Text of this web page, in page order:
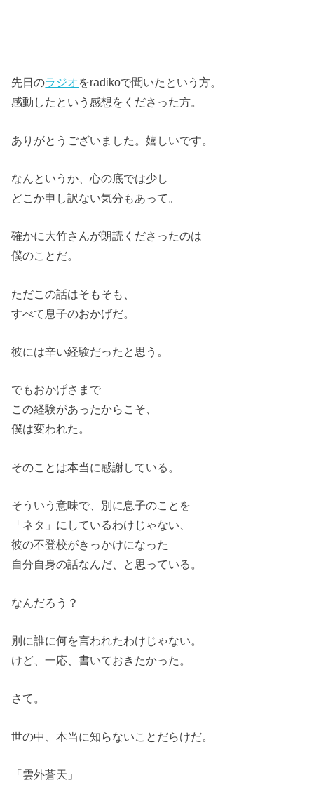
先日のラジオをradikoで聞いたという方。
感動したという感想をくださった方。
ありがとうございました。嬉しいです。
なんというか、心の底では少し
どこか申し訳ない気分もあって。
確かに大竹さんが朗読くださったのは
僕のことだ。
ただこの話はそもそも、
すべて息子のおかげだ。
彼には辛い経験だったと思う。
でもおかげさまで
この経験があったからこそ、
僕は変われた。
そのことは本当に感謝している。
そういう意味で、別に息子のことを
「ネタ」にしているわけじゃない、
彼の不登校がきっかけになった
自分自身の話なんだ、と思っている。
なんだろう？
別に誰に何を言われたわけじゃない。
けど、一応、書いておきたかった。
さて。
世の中、本当に知らないことだらけだ。
「雲外蒼天」